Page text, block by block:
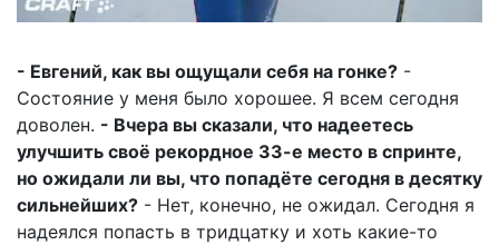
- Евгений, как вы ощущали себя на гонке? -
Состояние у меня было хорошее. Я всем сегодня
доволен. - Вчера вы сказали, что надеетесь
улучшить своё рекордное 33-е место в спринте,
но ожидали ли вы, что попадёте сегодня в десятку
сильнейших? - Нет, конечно, не ожидал. Сегодня я
надеялся попасть в тридцатку и хоть какие-то